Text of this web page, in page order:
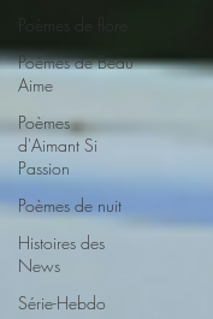
Poèmes de Beau
Aime
Poèmes
d'Aimant Si
Passion
Poèmes de nuit
Histoires des
News
Série-Hebdo